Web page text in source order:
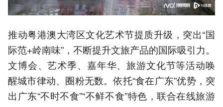
推动粤港澳大湾区文化艺术节提质升级，突出“国
际范+岭南味”，不断提升文旅产品的国际吸引力。
文博会、艺术季、嘉年华、旅游文化节等活动唤
醒城市律动、圈粉无数。依托“食在广东”优势，突
出广东“不时不食”“不鲜不食”特色，联合在线旅游